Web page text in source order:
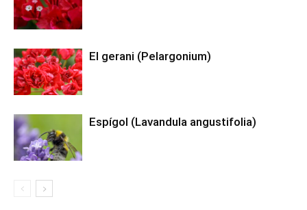
El gerani (Pelargonium)
Espígol (Lavandula angustifolia)